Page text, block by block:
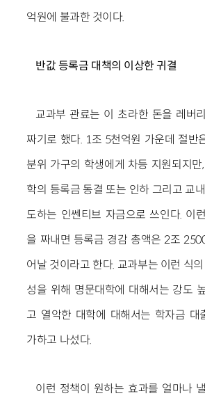
억원에 불과한 것이다.
반값 등록금 대책의 이상한 귀결
교과부 관료는 이 초라한 돈을 레버
짜기로 했다. 1조 5천억원 가운데 절반
분위 가구의 학생에게 차등 지원되지만
학의 등록금 동결 또는 인하 그리고 교
도하는 인쎈티브 자금으로 쓰인다. 이
을 짜내면 등록금 경감 총액은 2조
어날 것이라고 한다. 교과부는 이런 식
성을 위해 명문대학에 대해서는 강도
고 열악한 대학에 대해서는 학자금 대
가하고 나섰다.
이런 정책이 원하는 효과를 얼마나